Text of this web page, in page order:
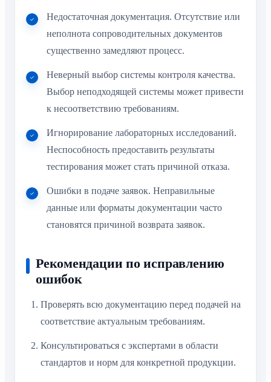
Недостаточная документация. Отсутствие или
неполнота сопроводительных документов
существенно замедляют процесс.
Неверный выбор системы контроля качества.
Выбор неподходящей системы может привести
к несоответствию требованиям.
Игнорирование лабораторных исследований.
Неспособность предоставить результаты
тестирования может стать причиной отказа.
Ошибки в подаче заявок. Неправильные
данные или форматы документации часто
становятся причиной возврата заявок.
Рекомендации по исправлению
ошибок
Проверять всю документацию перед подачей на
соответствие актуальным требованиям.
Консультироваться с экспертами в области
стандартов и норм для конкретной продукции.